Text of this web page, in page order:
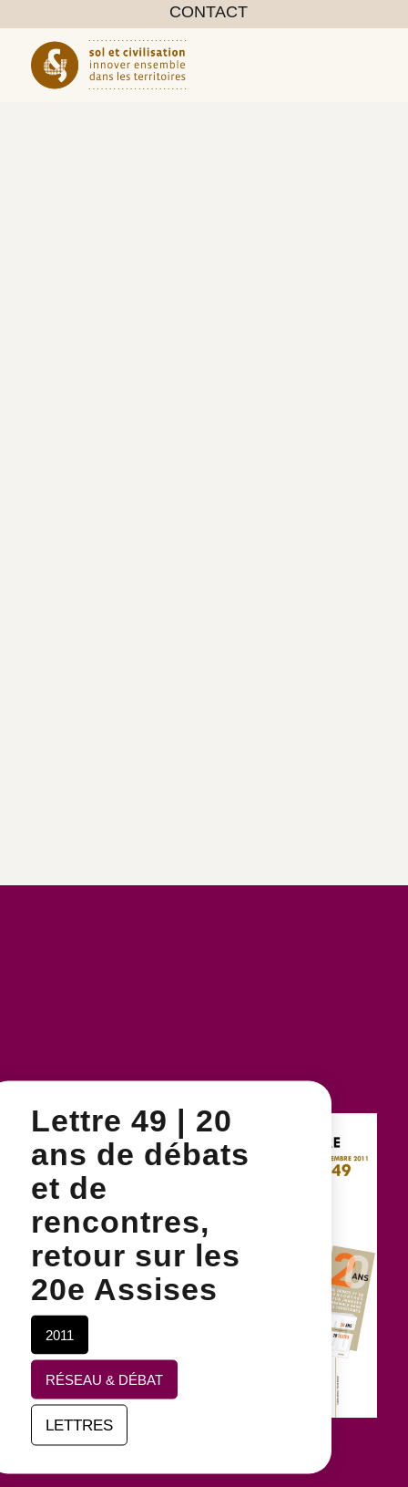
CONTACT
Lettre 49 | 20
ans de débats
et de
rencontres,
retour sur les
20e Assises
2011
RÉSEAU & DÉBAT
LETTRES